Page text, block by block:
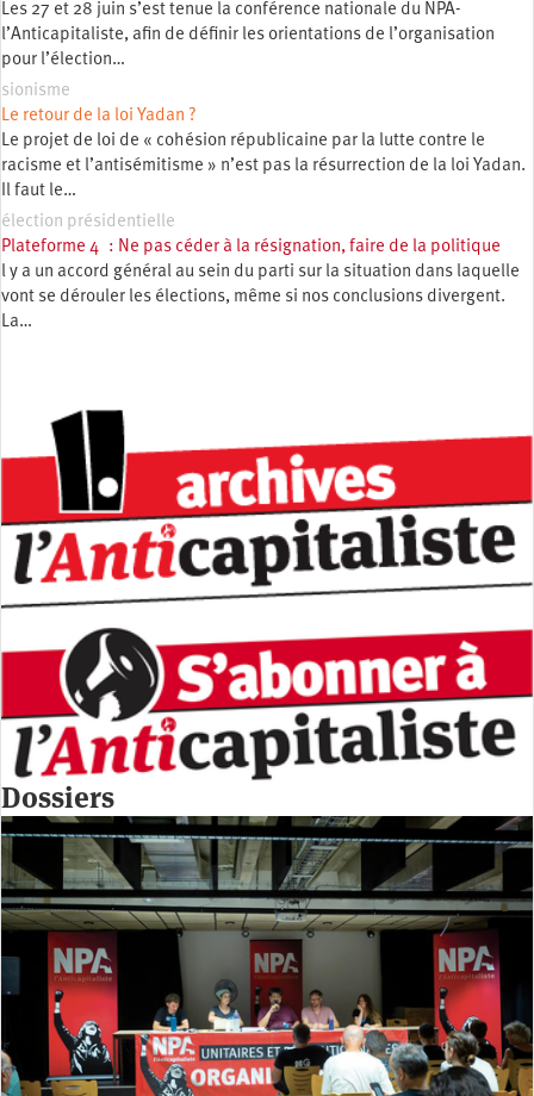
Les 27 et 28 juin s’est tenue la conférence nationale du NPA-
l’Anticapitaliste, afin de définir les orientations de l’organisation
pour l’élection…
sionisme
Le retour de la loi Yadan ?
Le projet de loi de « cohésion républicaine par la lutte contre le
racisme et l’antisémitisme » n’est pas la résurrection de la loi Yadan.
Il faut le…
élection présidentielle
Plateforme 4 : Ne pas céder à la résignation, faire de la politique
l y a un accord général au sein du parti sur la situation dans laquelle
vont se dérouler les élections, même si nos conclusions divergent.
La…
Dossiers